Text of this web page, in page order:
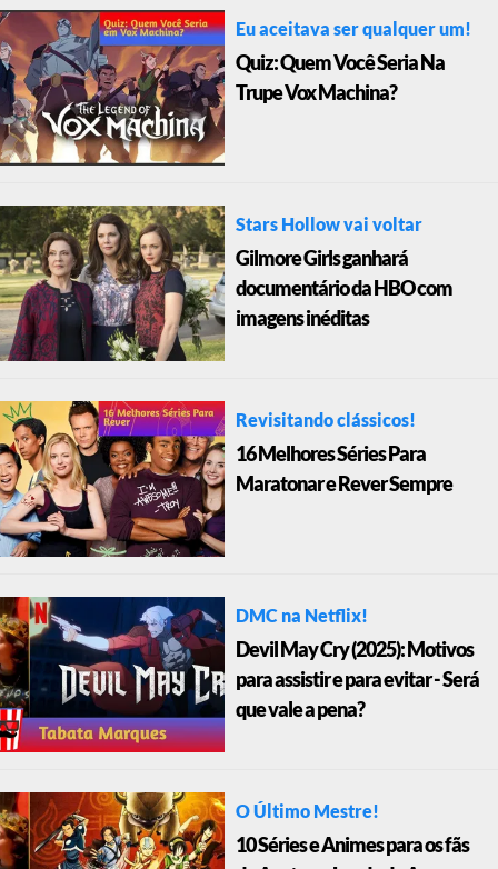
Eu aceitava ser qualquer um!
Quiz: Quem Você Seria Na
Trupe Vox Machina?
Stars Hollow vai voltar
Gilmore Girls ganhará
documentário da HBO com
imagens inéditas
Revisitando clássicos!
16 Melhores Séries Para
Maratonar e Rever Sempre
DMC na Netflix!
Devil May Cry (2025): Motivos
para assistir e para evitar - Será
que vale a pena?
O Último Mestre!
10 Séries e Animes para os fãs